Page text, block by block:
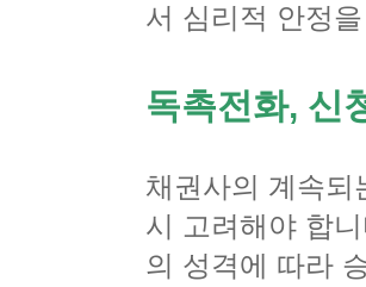
서 심리적 안정
독촉전화, 신
채권사의 계속되
시 고려해야 합
의 성격에 따라